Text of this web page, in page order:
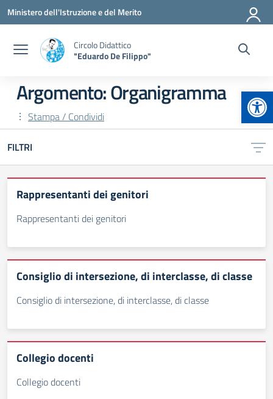
Vai ai contenuti
Vai al menu di navigazione
Vai al footer
Ministero dell'Istruzione e del Merito
Circolo Didattico
"Eduardo De Filippo"
Argomento: Organigramma
Stampa / Condividi
FILTRI
Rappresentanti dei genitori
Rappresentanti dei genitori
Consiglio di intersezione, di interclasse, di classe
Consiglio di intersezione, di interclasse, di classe
Collegio docenti
Collegio docenti